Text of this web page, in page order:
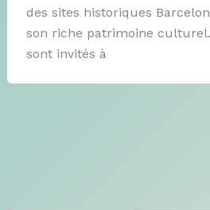
des sites historiques
son riche patrimoine
sont invités à